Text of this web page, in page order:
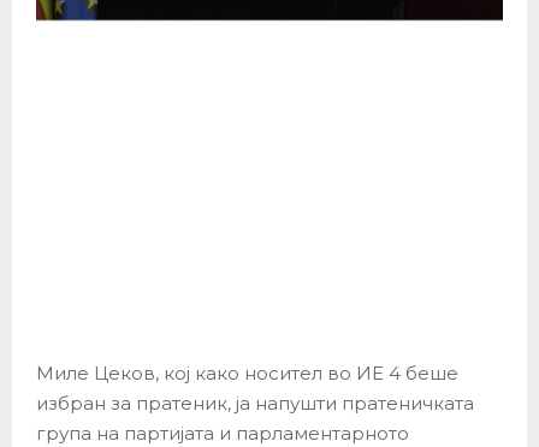
Миле Цеков, кој како носител во ИЕ 4 беше
избран за пратеник, ја напушти пратеничката
група на партијата и парламентарното